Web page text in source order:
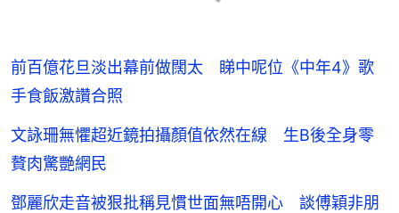
前百億花旦淡出幕前做闊太 睇中呢位《中年4》歌
手食飯激讚合照
文詠珊無懼超近鏡拍攝顏值依然在線 生B後全身零
贅肉驚艷網民
鄧麗欣走音被狠批稱見慣世面無唔開心 談傅穎非朋